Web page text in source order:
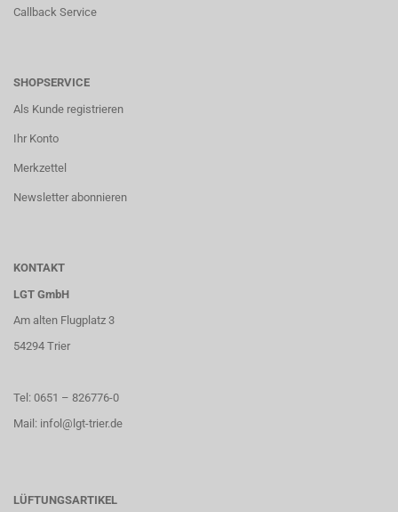
Callback Service
SHOPSERVICE
Als Kunde registrieren
Ihr Konto
Merkzettel
Newsletter abonnieren
KONTAKT
LGT GmbH
Am alten Flugplatz 3
54294 Trier
Tel: 0651 – 826776-0
Mail: infol@lgt-trier.de
LÜFTUNGSARTIKEL